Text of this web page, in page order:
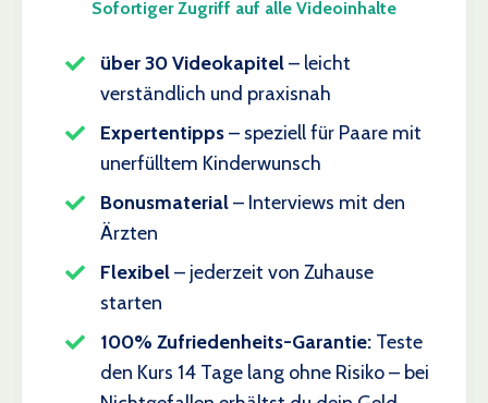
Sofortiger Zugriff auf alle Videoinhalte
über 30 Videokapitel– leicht
verständlich und praxisnah
Expertentipps– speziell für Paare mit
unerfülltem Kinderwunsch
Bonusmaterial– Interviews mit den
Ärzten
Flexibel– jederzeit von Zuhause
starten
100% Zufriedenheits-Garantie: Teste
den Kurs 14 Tage lang ohne Risiko – bei